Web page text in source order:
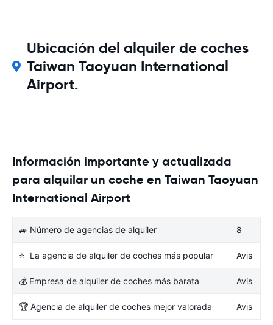
Ubicación del alquiler de coches
Taiwan Taoyuan International
Airport.
Información importante y actualizada
para alquilar un coche en Taiwan Taoyuan
International Airport
🚙 Número de agencias de alquiler 8
⭐ La agencia de alquiler de coches más popular Avis
💰 Empresa de alquiler de coches más barata Avis
🏆 Agencia de alquiler de coches mejor valorada Avis